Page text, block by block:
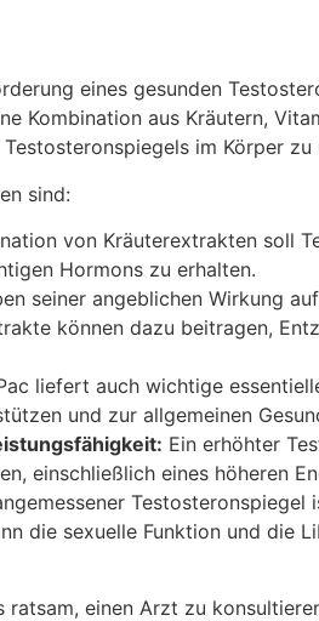
eines gesunden
Kombination aus Kräutern,
im Körper zu
sind:
von Kräuterextrakten soll
Hormons zu erhalten.
seiner angeblichen Wirkung
können dazu beitragen,
liefert auch wichtige
und zur allgemeinen
Ein erhöhter
einschließlich eines höheren
die sexuelle Funktion und die
einen Arzt zu